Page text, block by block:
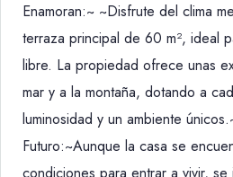
Enamoran:~ ~Disfrute del clima
terraza principal de 60 m², ideal
libre. La propiedad ofrece unas
mar y a la montaña, dotando a
luminosidad y un ambiente
Futuro:~Aunque la casa se